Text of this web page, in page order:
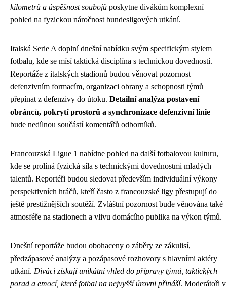
kilometrů a úspěšnost soubojů poskytne divákům komplexní
pohled na fyzickou náročnost bundesligových utkání.
Italská Serie A doplní dnešní nabídku svým specifickým stylem
fotbalu, kde se mísí taktická disciplína s technickou dovedností.
Reportáže z italských stadionů budou věnovat pozornost
defenzivním formacím, organizaci obrany a schopnosti týmů
přepínat z defenzivy do útoku. Detailní analýza postavení
obránců, pokrytí prostorů a synchronizace defenzivní linie
bude nedílnou součástí komentářů odborníků.
Francouzská Ligue 1 nabídne pohled na další fotbalovou kulturu,
kde se prolíná fyzická síla s technickými dovednostmi mladých
talentů. Reportéři budou sledovat především individuální výkony
perspektivních hráčů, kteří často z francouzské ligy přestupují do
ještě prestižnějších soutěží. Zvláštní pozornost bude věnována také
atmosféře na stadionech a vlivu domácího publika na výkon týmů.
Dnešní reportáže budou obohaceny o záběry ze zákulisí,
předzápasové analýzy a pozápasové rozhovory s hlavními aktéry
utkání. Diváci získají unikátní vhled do přípravy týmů, taktických
porad a emocí, které fotbal na nejvyšší úrovni přináší. Moderátoři v